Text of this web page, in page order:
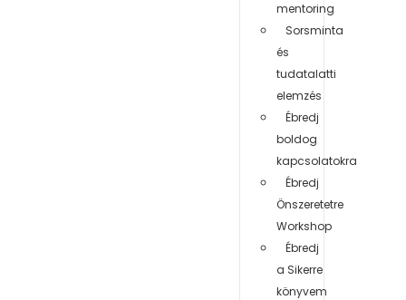
mentoring
Sorsminta
és
tudatalatti
elemzés
Ébredj
boldog
kapcsolatokra
Ébredj
Önszeretetre
Workshop
Ébredj
a Sikerre
könyvem